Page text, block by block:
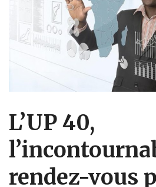
L’UP 40,
rendez-vous